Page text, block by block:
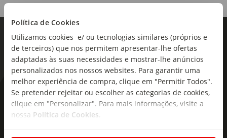
Política de Cookies
Utilizamos cookies e/ ou tecnologias similares (próprios e
de terceiros) que nos permitem apresentar-lhe ofertas
adaptadas às suas necessidades e mostrar-lhe anúncios
personalizados nos nossos websites. Para garantir uma
melhor experiência de compra, clique em "Permitir Todos".
Se pretender rejeitar ou escolher as categorias de cookies,
clique em "Personalizar". Para mais informações, visite a
nossa Política de Cookies.
Vinhas Velhas
Teor alcoólico:
20%
Tipo de produto:
Vinho do Porto
Notas de Prova:
Aromas concentrados de ameixas, peras, especiarias e
baunilha se misturam com notas de cereja, framboesa, café
finalizam com notas de frutas vermelhas maduras no
As novidades mais frescas no
seu e-mail!